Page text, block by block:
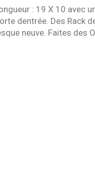
: 19 X 10 avec
dentrée. Des Rack
neuve. Faites des